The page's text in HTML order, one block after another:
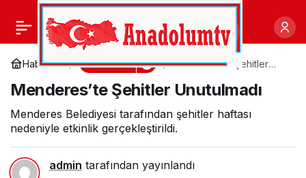
Haberler Gündem
Menderes’te Şehitler
Menderes’te Şehitler Unutulmadı
Menderes Belediyesi tarafından şehitler haftası
nedeniyle etkinlik gerçekleştirildi.
admin tarafından yayınlandı
STK’lardan Başkan
Arı’ya “Hayırlı Olsun”
Ziyareti
Paylaş